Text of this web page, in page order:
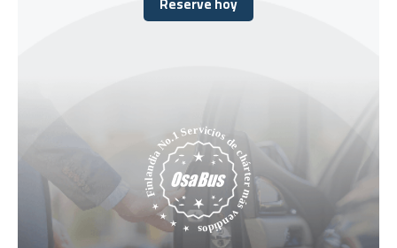
Reserve hoy